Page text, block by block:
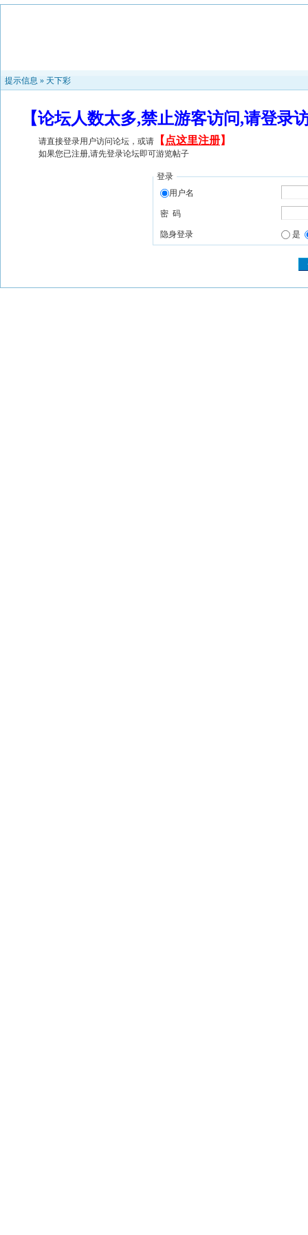
提示信息 » 天下彩
【论坛人数太多,禁止游客访问,请登
请直接登录用户访问论坛，或请 【 点这里注册】
如果您已注册,请先登录论坛即可游览帖子
登录
用户名
密 码
隐身登录 是